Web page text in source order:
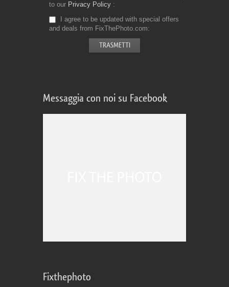
to our Privacy Policy
I agree to be updated with special offers
and deals from FixThePhoto.com
Messaggia con noi su Facebook
Fixthephoto